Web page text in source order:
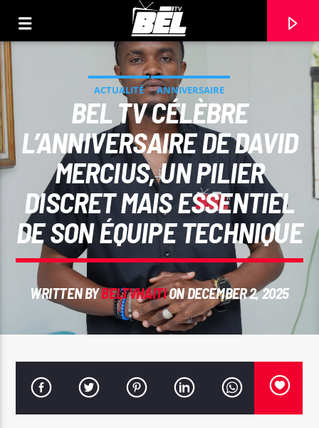
CURRENT TRACK
TITLE
Bel Tv Radio
ACTUALITÉ ANNIVERSAIRE
BEL TV CÉLÈBRE
L’ANNIVERSAIRE DE DAVID
MERCIUS, UN PILIER
DISCRET MAIS ESSENTIEL
DE SON ÉQUIPE TECHNIQUE
WRITTEN BYBELTVHAITION DECEMBER 2, 2025